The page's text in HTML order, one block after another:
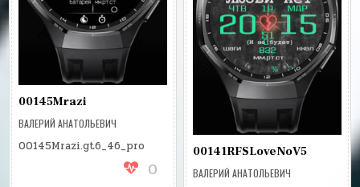
00145Mrazi
ВАЛЕРИЙ АНАТОЛЬЕВИЧ
00145Mrazi.gt6_46_pro
0
00141RFSLoveNoV5
ВАЛЕРИЙ АНАТОЛЬЕВИЧ